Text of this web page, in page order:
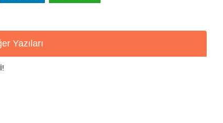
Yazıları